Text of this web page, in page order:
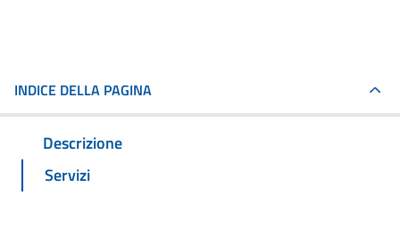
INDICE DELLA PAGINA
Descrizione
Servizi